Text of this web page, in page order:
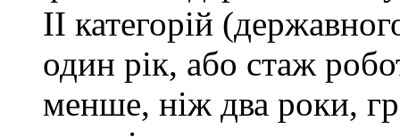
ІІ категорій
один рік, або стаж
менше, ніж два роки,